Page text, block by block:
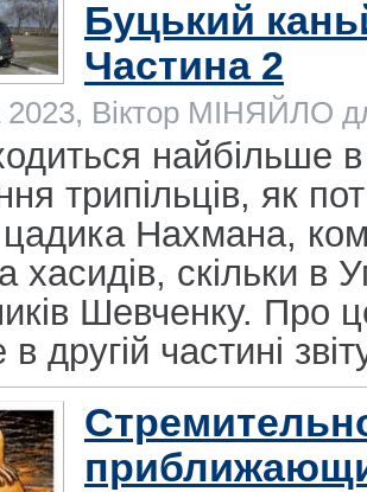
Буцький
Частина 2
2023, Віктор МІНЯЙЛО
найбільше в
трипільців, як
Нахмана,
хасидів, скільки в
Шевченку. Про
другій частині